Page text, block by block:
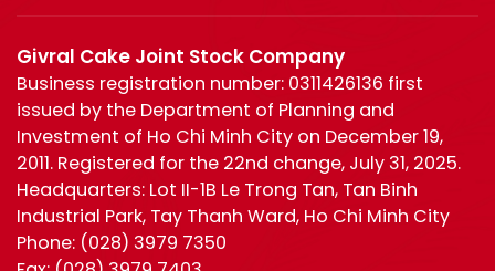
Givral Cake Joint Stock Company
Business registration number: 0311426136 first
issued by the Department of Planning and
Investment of Ho Chi Minh City on December 19,
2011. Registered for the 22nd change, July 31, 2025.
Headquarters: Lot II-1B Le Trong Tan, Tan Binh
Industrial Park, Tay Thanh Ward, Ho Chi Minh City
Phone: (028) 3979 7350